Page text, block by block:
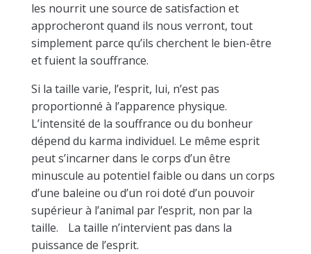
les nourrit une source de satisfaction et
approcheront quand ils nous verront, tout
simplement parce qu’ils cherchent le bien-être
et fuient la souffrance.
Si la taille varie, l’esprit, lui, n’est pas
proportionné à l’apparence physique.
L’intensité de la souffrance ou du bonheur
dépend du karma individuel. Le même esprit
peut s’incarner dans le corps d’un être
minuscule au potentiel faible ou dans un corps
d’une baleine ou d’un roi doté d’un pouvoir
supérieur à l’animal par l’esprit, non par la
taille. La taille n’intervient pas dans la
puissance de l’esprit.